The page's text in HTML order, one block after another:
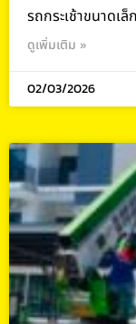
รถกระเช้าขนาดเ
ดูเพิ่มเติม »
02/03/2026